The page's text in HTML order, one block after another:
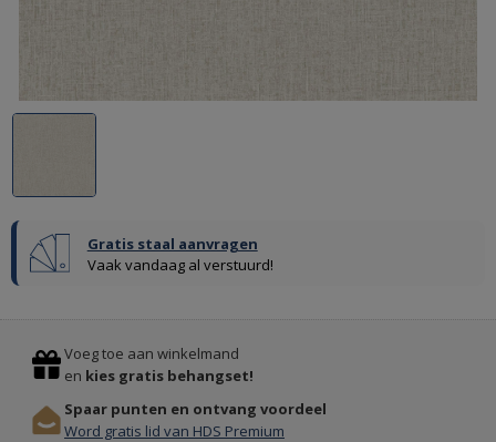
Gratis staal aanvragen
Vaak vandaag al verstuurd!
MAAT
GORDIJNROEDEN
EN
Previous
Stop
Voeg toe aan winkelmand
en kies gratis behangset!
Spaar punten en ontvang voordeel
Word gratis lid van HDS Premium